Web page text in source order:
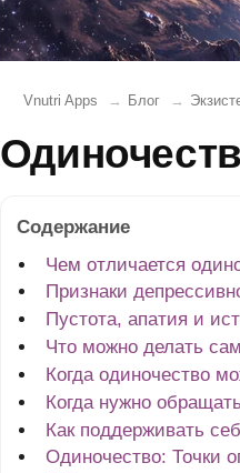
Vnutri Apps Блог
Содержание
Чем отличается
Признаки
Пустота, апатия и
Что можно делать
Когда одиночество
Когда нужно
Как поддерживать
Одиночество: Точки